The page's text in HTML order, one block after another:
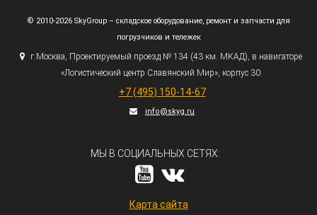
© 2010-2026 SkyGroup – складское оборудование, ремонт и запчасти для
погрузчиков и тележек
г. Москва, Проектируемый проезд № 134 (43км. МКАД), в навигаторе
«Логистический центр Славянский Мир», корпус 30
+7 (495) 150-14-67
info@skyg.ru
МЫ В СОЦИАЛЬНЫХ СЕТЯХ:
Карта сайта